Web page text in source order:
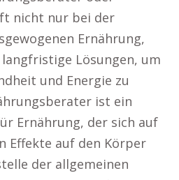
nicht nur bei der
Ernährung,
Lösungen, um
und Energie zu
ist ein
Ernährung, der sich auf
Effekte auf den Körper
der allgemeinen